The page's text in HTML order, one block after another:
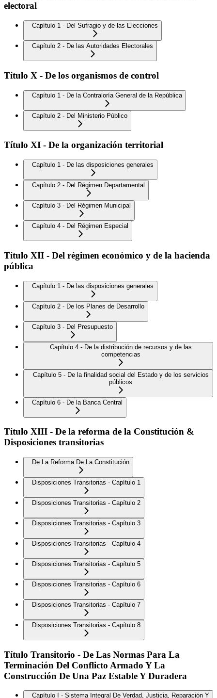
electoral
Capítulo 1 - Del Sufragio y de las Elecciones
Capítulo 2 - De las Autoridades Electorales
Título X - De los organismos de control
Capítulo 1 - De la Contraloría General de la República
Capítulo 2 - Del Ministerio Público
Título XI - De la organización territorial
Capítulo 1 - De las disposiciones generales
Capítulo 2 - Del Régimen Departamental
Capítulo 3 - Del Régimen Municipal
Capítulo 4 - Del Régimen Especial
Título XII - Del régimen económico y de la hacienda
pública
Capítulo 1 - De las disposiciones generales
Capítulo 2 - De los Planes de Desarrollo
Capítulo 3 - Del Presupuesto
Capítulo 4 - De la distribución de recursos y de las
competencias
Capítulo 5 - De la finalidad social del Estado y de los servicios
públicos
Capítulo 6 - De la Banca Central
Título XIII - De la reforma de la Constitución &
Disposiciones transitorias
De La Reforma De La Constitución
Disposiciones Transitorias - Capítulo 1
Disposiciones Transitorias - Capítulo 2
Disposiciones Transitorias - Capítulo 3
Disposiciones Transitorias - Capítulo 4
Disposiciones Transitorias - Capítulo 5
Disposiciones Transitorias - Capítulo 6
Disposiciones Transitorias - Capítulo 7
Disposiciones Transitorias - Capítulo 8
Título Transitorio - De Las Normas Para La
Terminación Del Conflicto Armado Y La
Construcción De Una Paz Estable Y Duradera
Capítulo I - Sistema Integral De Verdad, Justicia, Reparación Y